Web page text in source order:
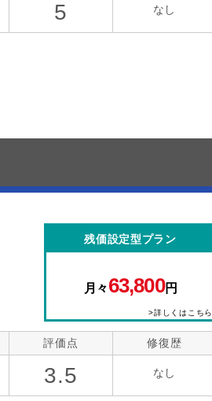
5 なし
残価設定型プラン
月々63,800円
>詳しくはこちら
評価点
3.5
修復歴
なし